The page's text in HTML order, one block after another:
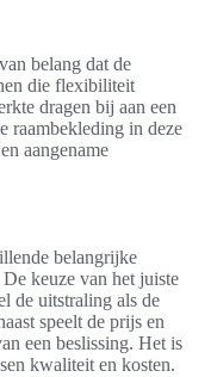
belang dat de
die flexibiliteit
dragen bij aan een
raambekleding in deze
aangename
belangrijke
keuze van het juiste
de uitstraling als de
speelt de prijs en
een beslissing. Het is
kwaliteit en kosten.